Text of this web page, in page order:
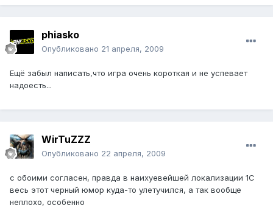
phiasko
Опубликовано 21 апреля, 2009
Ещё забыл написать,что игра очень короткая и не успевает
надоесть...
WirTuZZZ
Опубликовано 22 апреля, 2009
с обоими согласен, правда в наихуевейшей локализации 1С
весь этот черный юмор куда-то улетучился, а так вообще
неплохо, особенно